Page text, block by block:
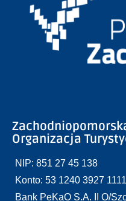
Organizacja
NIP: 851 27 45 138
Konto: 53 1240 3927
Bank PeKaO S.A. II O/